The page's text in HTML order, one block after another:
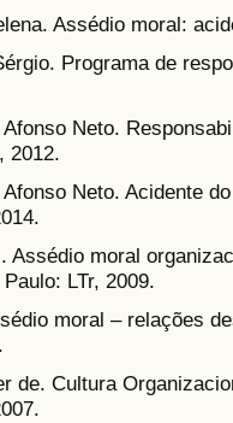
Assédio moral:
Programa de
Neto.
2012.
Neto. Acidente
Assédio moral
LTr, 2009.
moral – relações
de. Cultura